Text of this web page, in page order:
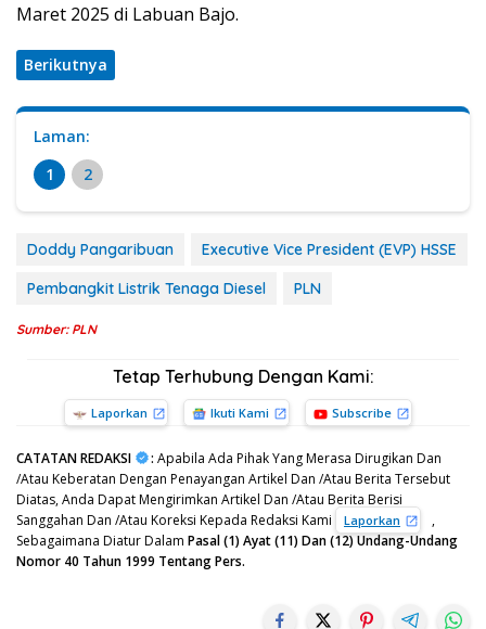
Maret 2025 di Labuan Bajo.
Berikutnya
Laman:
1
2
Doddy Pangaribuan
Executive Vice President (EVP) HSSE
Pembangkit Listrik Tenaga Diesel
PLN
Sumber: PLN
Tetap Terhubung Dengan Kami:
Laporkan Ikuti Kami Subscribe
CATATAN REDAKSI : Apabila Ada Pihak Yang Merasa Dirugikan Dan
/Atau Keberatan Dengan Penayangan Artikel Dan /Atau Berita Tersebut
Diatas, Anda Dapat Mengirimkan Artikel Dan /Atau Berita Berisi
Sanggahan Dan /Atau Koreksi Kepada Redaksi Kami
Laporkan
,
Sebagaimana Diatur Dalam Pasal (1) Ayat (11) Dan (12) Undang-Undang
Nomor 40 Tahun 1999 Tentang Pers.